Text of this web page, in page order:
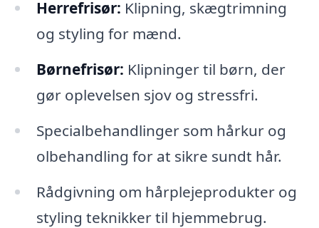
Herrefrisør: Klipning, skægtrimning
og styling for mænd.
Børnefrisør: Klipninger til børn, der
gør oplevelsen sjov og stressfri.
Specialbehandlinger som hårkur og
olbehandling for at sikre sundt hår.
Rådgivning om hårplejeprodukter og
styling teknikker til hjemmebrug.